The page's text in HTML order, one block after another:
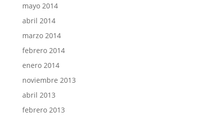
mayo 2014
abril 2014
marzo 2014
febrero 2014
enero 2014
noviembre 2013
abril 2013
febrero 2013